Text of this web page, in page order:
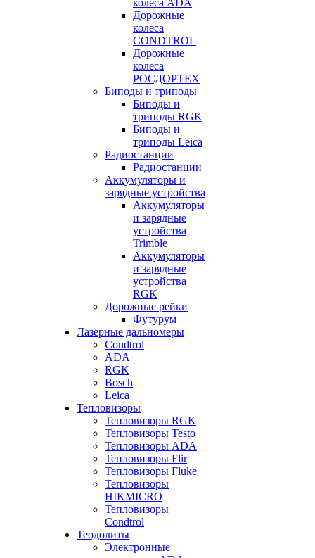
колеса ADA
Дорожные
колеса
CONDTROL
Дорожные
колеса
РОСДОРТЕХ
Биподы и триподы
Биподы и
триподы RGK
Биподы и
триподы Leica
Радиостанции
Радиостанции
Аккумуляторы и
зарядные устройства
Аккумуляторы
и зарядные
устройства
Trimble
Аккумуляторы
и зарядные
устройства
RGK
Дорожные рейки
Футурум
Лазерные дальномеры
Condtrol
ADA
RGK
Bosch
Leica
Тепловизоры
Тепловизоры RGK
Тепловизоры Testo
Тепловизоры ADA
Тепловизоры Flir
Тепловизоры Fluke
Тепловизоры
HIKMICRO
Тепловизоры
Condtrol
Теодолиты
Электронные